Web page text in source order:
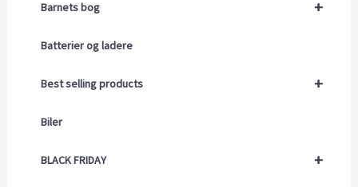
+
Barnets bog
Batterier og ladere
+
Best selling products
Biler
+
BLACK FRIDAY